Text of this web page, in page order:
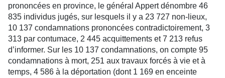
prononcées en province, le général Appert dénombre 46
835 individus jugés, sur lesquels il y a 23 727 non-lieux,
10 137 condamnations prononcées contradictoirement, 3
313 par contumace, 2 445 acquittements et 7 213 refus
d’informer. Sur les 10 137 condamnations, on compte 95
condamnations à mort, 251 aux travaux forcés à vie et à
temps, 4 586 à la déportation (dont 1 169 en enceinte